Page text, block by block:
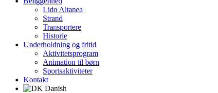
Lido Altanea
Strand
Transportere
Historie
Underholdning og fritid
Aktivitetsprogram
Animation til børn
Sportsaktiviteter
Kontakt
Danish